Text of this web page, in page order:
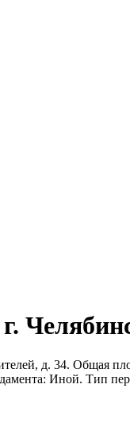
д. 34. Общая
Иной. Тип